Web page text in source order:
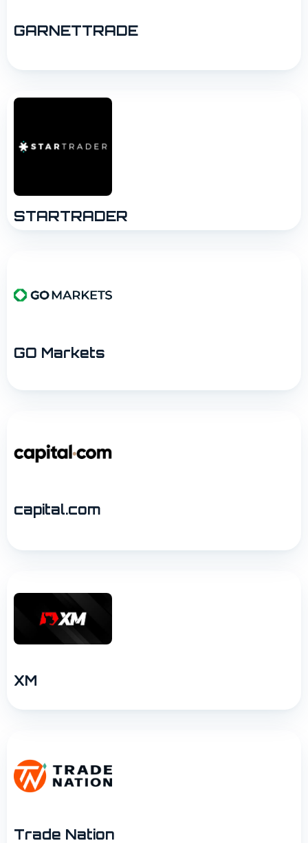
GARNETTRADE
STARTRADER
GO Markets
capital.com
XM
Trade Nation